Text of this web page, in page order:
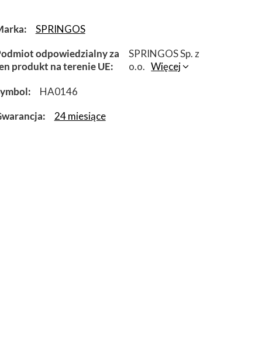
SPRINGOS
odpowiedzialny za
produkt na terenie UE
SPRINGOS Sp. z
o.o. Więcej
HA0146
24 miesiące